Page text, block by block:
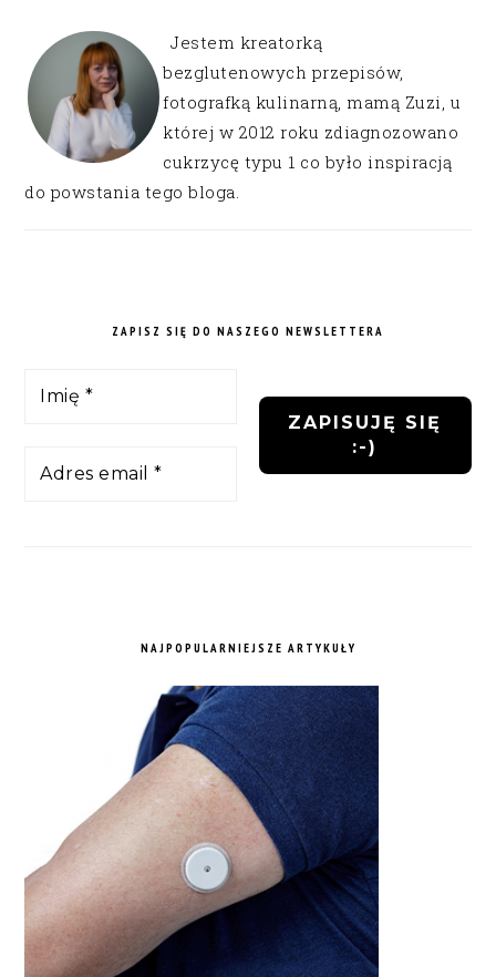
Jestem kreatorką
bezglutenowych przepisów,
fotografką kulinarną, mamą Zuzi, u
której w 2012 roku zdiagnozowano
cukrzycę typu 1 co było inspiracją
do powstania tego bloga.
ZAPISZ SIĘ DO NASZEGO NEWSLETTERA
NAJPOPULARNIEJSZE ARTYKUŁY